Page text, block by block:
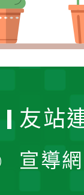
友站
宣導